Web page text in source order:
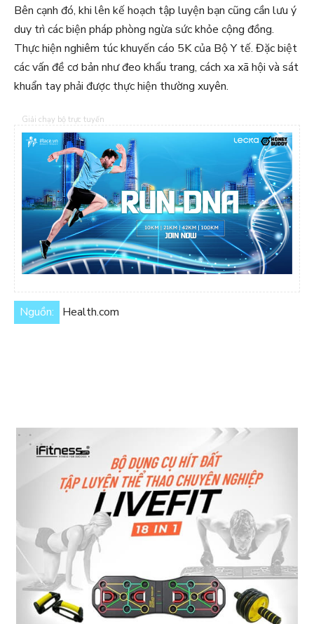
Bên cạnh đó, khi lên kế hoạch tập luyện bạn cũng cần lưu ý
duy trì các biện pháp phòng ngừa sức khỏe cộng đồng.
Thực hiện nghiêm túc khuyến cáo 5K của Bộ Y tế. Đặc biệt
các vấn đề cơ bản như đeo khẩu trang, cách xa xã hội và sát
khuẩn tay phải được thực hiện thường xuyên.
Giải chạy bộ trực tuyến
Nguồn: Health.com